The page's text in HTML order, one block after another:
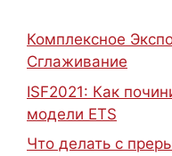
Комплексное
Сглаживание
ISF2021: Как
модели ETS
Что делать с